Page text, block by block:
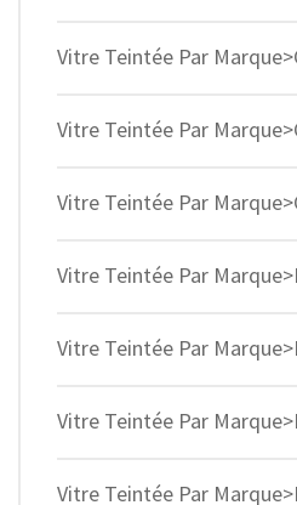
Vitre Teintée Par
Vitre Teintée Par
Vitre Teintée Par
Vitre Teintée Par
Vitre Teintée Par
Vitre Teintée Par
Vitre Teintée Par